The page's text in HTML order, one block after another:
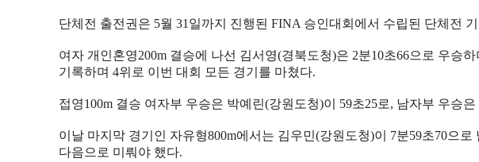
단체전 출전권은 5월 31 일까지 진행된 FINA 승인대회에서 수립된 단체전
여자 개인혼영200m 결승에 나선 김서영(경북도청)은 2분10초66으로 우승하
기록하며 4위로 이번 대회 모든 경기를 마쳤다.
접영100m 결승 여자부 우승은 박예린(강원도청)이 59초25로, 남자부 우승
이날 마지막 경기인 자유형800m에서는 김우민(강원도청)이 7분59초70으로
다음으로 미뤄야 했다.